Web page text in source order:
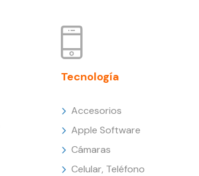
Tecnología
Accesorios
Apple Software
Cámaras
Celular, Teléfono